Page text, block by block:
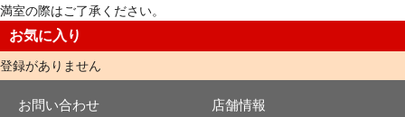
満室の際はご了承ください。
お気に入り
登録がありません
お問い合わせ 店舗情報